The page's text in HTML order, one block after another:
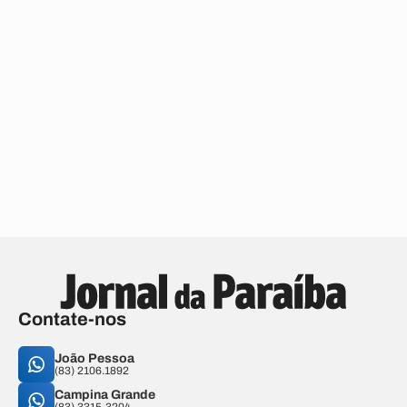
Contate-nos
João Pessoa
(83) 2106.1892
Campina Grande